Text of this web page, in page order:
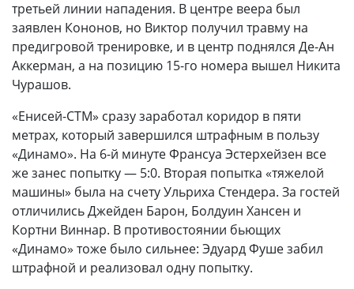
третьей линии нападения. В центре веера был
заявлен Кононов, но Виктор получил травму на
предигровой тренировке, и в центр поднялся Де-Ан
Аккерман, а на позицию 15-го номера вышел Никита
Чурашов.
«Енисей-СТМ» сразу заработал коридор в пяти
метрах, который завершился штрафным в пользу
«Динамо». На 6-й минуте Франсуа Эстерхейзен все
же занес попытку — 5:0. Вторая попытка «тяжелой
машины» была на счету Ульриха Стендера. За гостей
отличились Джейден Барон, Болдуин Хансен и
Кортни Виннар. В противостоянии бьющих
«Динамо» тоже было сильнее: Эдуард Фуше забил
штрафной и реализовал одну попытку.